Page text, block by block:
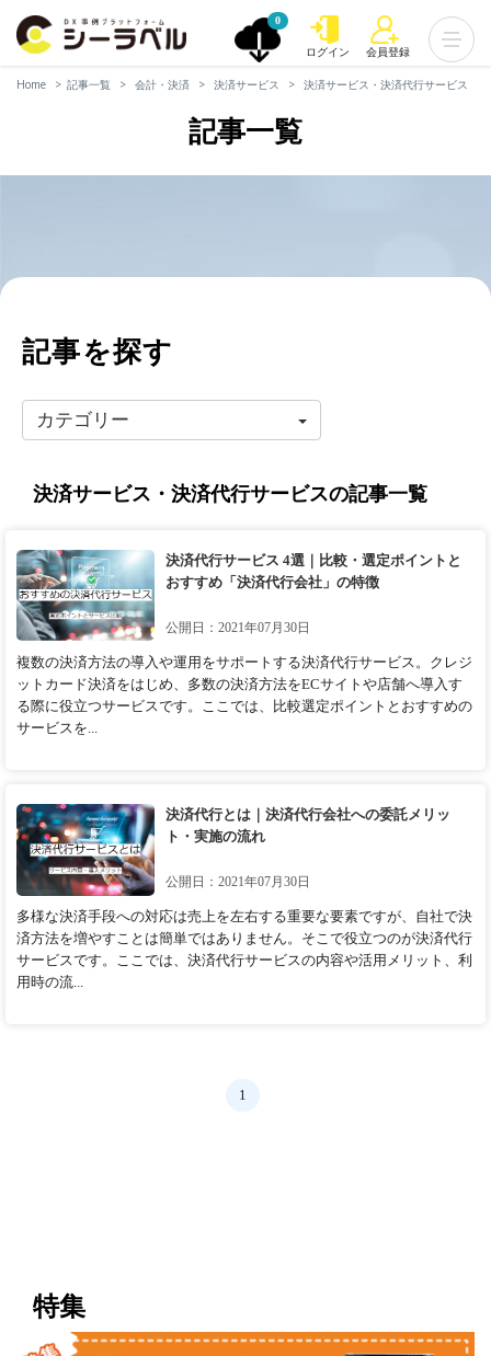
0
ログイン 会員登録
Home 記事一覧 会計・決済 決済サービス 決済サービス・決済代行サービス
記事一覧
記事を探す
カテゴリー
決済サービス・決済代行サービスの記事一覧
決済代行サービス 4選｜比較・選定ポイントと
おすすめ「決済代行会社」の特徴
公開日：2021年07月30日
複数の決済方法の導入や運用をサポートする決済代行サービス。クレジ
ットカード決済をはじめ、多数の決済方法をECサイトや店舗へ導入す
る際に役立つサービスです。ここでは、比較選定ポイントとおすすめの
サービスを...
決済代行とは｜決済代行会社への委託メリッ
ト・実施の流れ
公開日：2021年07月30日
多様な決済手段への対応は売上を左右する重要な要素ですが、自社で決
済方法を増やすことは簡単ではありません。そこで役立つのが決済代行
サービスです。ここでは、決済代行サービスの内容や活用メリット、利
用時の流...
1
特集